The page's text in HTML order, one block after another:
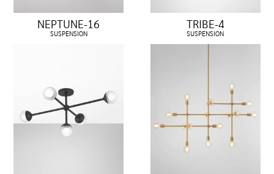
NEPTUNE-16
SUSPENSION
TRIBE-4
SUSPENSION